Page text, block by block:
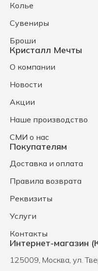
Колье
Сувениры
Броши
Кристалл Мечты
О компании
Новости
Акции
Наше производство
СМИ о нас
Покупателям
Доставка и оплата
Правила возврата
Реквизиты
Услуги
Контакты
Интернет-магазин
125009, Москва, ул.